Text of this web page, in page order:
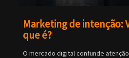
Marketing de intenção:
que é?
O mercado digital confunde